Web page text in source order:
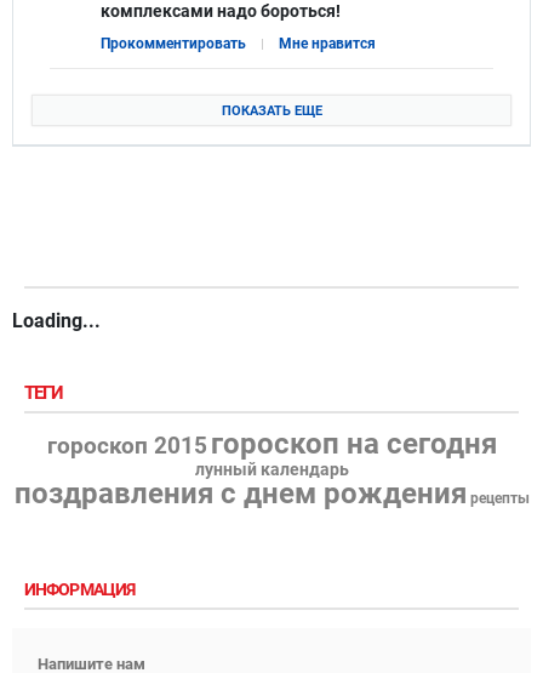
комплексами надо бороться!
Прокомментировать Мне нравится
ПОКАЗАТЬ ЕЩЕ
Loading...
ТЕГИ
гороскоп 2015 гороскоп на сегодня
лунный календарь
поздравления с днем рождения рецепты
ИНФОРМАЦИЯ
Напишите нам